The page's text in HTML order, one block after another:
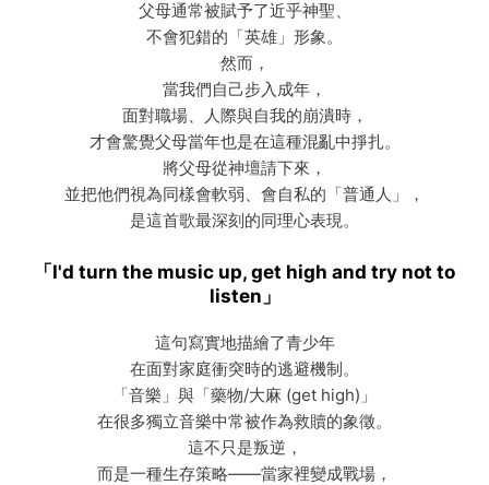
父母通常被賦予了近乎神聖、
不會犯錯的「英雄」形象。
然而，
當我們自己步入成年，
面對職場、人際與自我的崩潰時，
才會驚覺父母當年也是在這種混亂中掙扎。
將父母從神壇請下來，
並把他們視為同樣會軟弱、會自私的「普通人」，
是這首歌最深刻的同理心表現。
「I'd turn the music up, get high and try not to
listen」
這句寫實地描繪了青少年
在面對家庭衝突時的逃避機制。
「音樂」與「藥物/大麻 (get high)」
在很多獨立音樂中常被作為救贖的象徵。
這不只是叛逆，
而是一種生存策略——當家裡變成戰場，